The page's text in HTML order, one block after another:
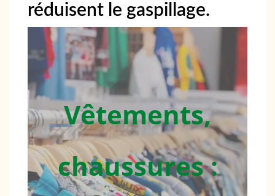
réduisent le gaspillage.
Vêtements,
chaussures :